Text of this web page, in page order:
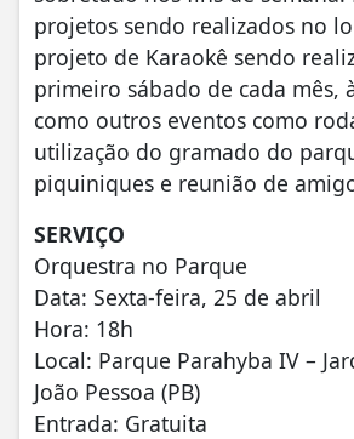
projetos sendo realizados no
projeto de Karaokê sendo
primeiro sábado de cada mês,
como outros eventos como
utilização do gramado do
piquiniques e reunião de
SERVIÇO
Orquestra no Parque
Data: Sexta-feira, 25 de abril
Hora: 18h
Local: Parque Parahyba IV –
João Pessoa (PB)
Entrada: Gratuita